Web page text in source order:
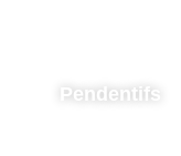
Pendentifs